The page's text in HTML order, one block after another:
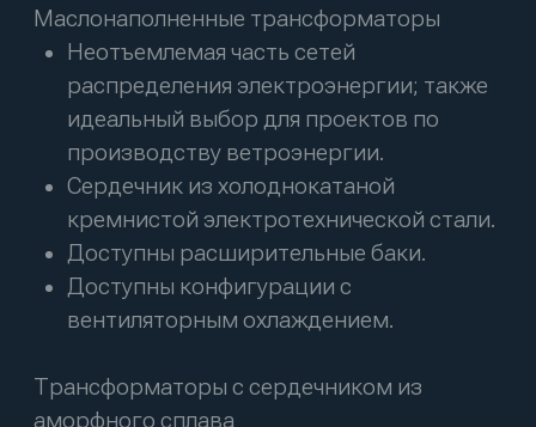
Неотъемлемая часть сетей
распределения электроэнергии, а
также идеальный выбор для проектов
ветрогенерации.
Превосходные перегрузочные
характеристики позволяют
трансформатору работать в течение 2
часов при 1,6-кратной перегрузке и 90
минут при 2-кратной перегрузке.
Доступная конструкция с двумя
защитными предохранителями: один
вставной предохранитель для защиты
от перегрузки и один резервный
предохранитель для защиты от